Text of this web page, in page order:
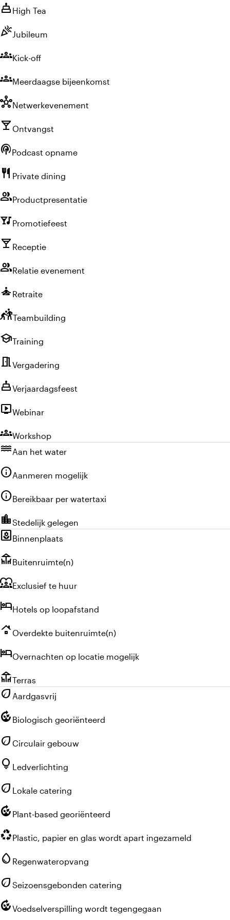
cake High Tea
celebrationJubileum
groupsKick-off
groupsMeerdaagse bijeenkomst
hubNetwerkevenement
local_bar Ontvangst
podcastsPodcast opname
restaurant Private dining
groupProductpresentatie
nightlifePromotiefeest
local_bar Receptie
groupRelatie evenement
self_improvement Retraite
sports_kabaddiTeambuilding
schoolTraining
meeting_roomVergadering
cakeVerjaardagsfeest
live_tvWebinar
groupsWorkshop
waterAan het water
infoAanmeren mogelijk
infoBereikbaar per watertaxi
location_cityStedelijk gelegen
yardBinnenplaats
deckBuitenruimte(n)
diversity_1Exclusief te huur
hotelHotels op loopafstand
roofingOverdekte buitenruimte(n)
hotelOvernachten op locatie mogelijk
deckTerras
eco Aardgasvrij
compost Biologisch georiënteerd
eco Circulair gebouw
lightbulb Ledverlichting
eco Lokale catering
compost Plant-based georiënteerd
recyclingPlastic, papier en glas wordt apart ingezameld
water_drop Regenwateropvang
eco Seizoensgebonden catering
compostVoedselverspilling wordt tegengegaan